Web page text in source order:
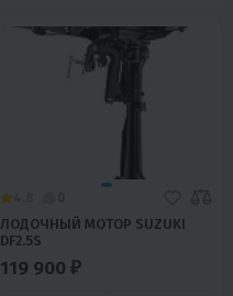
ЛОДОЧНЫЙ МОТОР SUZUKI
DF2.5S
119 900 ₽